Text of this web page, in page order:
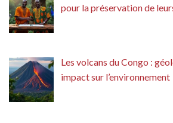
pour la préservation de
Les volcans du Congo :
impact sur l’environnement